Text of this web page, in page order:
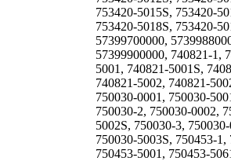
753420-5015S, 753420-
753420-5018S, 753420-
57399700000,
57399900000, 740821-1,
5001, 740821-5001S,
740821-5002, 740821-
750030-0001, 750030-
750030-2, 750030-0002,
5002S, 750030-3,
750030-5003S, 750453-1,
750453-5001, 750453-